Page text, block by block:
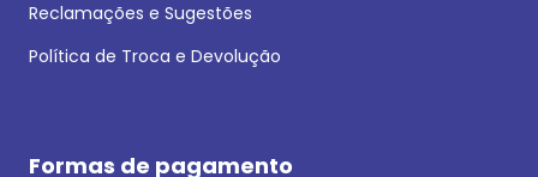
Reclamações e Sugestões
Política de Troca e Devolução
Formas de pagamento